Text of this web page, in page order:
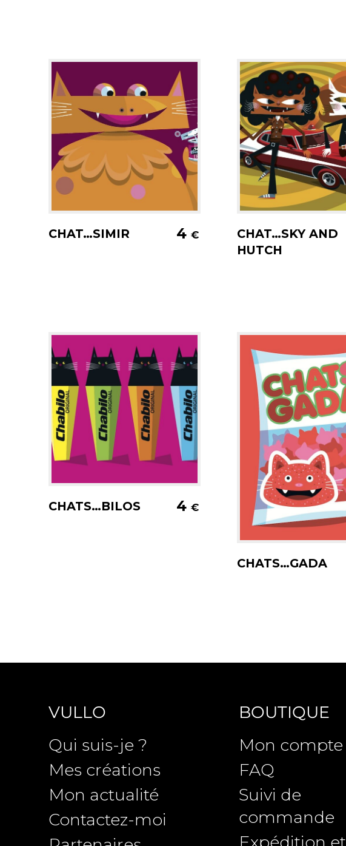
CHAT…SIMIR 4 €
CHAT…SKY AND
HUTCH
CHATS…BILOS 4 €
CHATS…GADA
VULLO
Qui suis-je ?
Mes créations
Mon actualité
Contactez-moi
BOUTIQUE
Mon compte
FAQ
Suivi de
commande